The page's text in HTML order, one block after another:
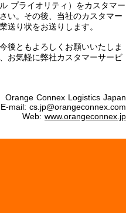
プライオリティ）をカスタマー
い。その後、当社のカスタマー
送り状をお送りします。
後ともよろしくお願いいたしま
お気軽に弊社カスタマーサービ
Orange Connex Logistics Japan
E-mail: cs.jp@orangeconnex.com
Web: www.orangeconnex.jp